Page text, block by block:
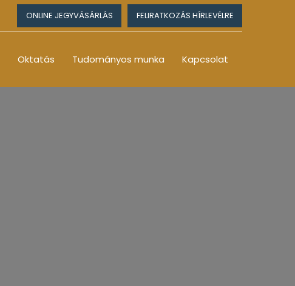
ONLINE JEGYVÁSÁRLÁS FELIRATKOZÁS HÍRLEVÉLRE
Oktatás Tudományos munka Kapcsolat